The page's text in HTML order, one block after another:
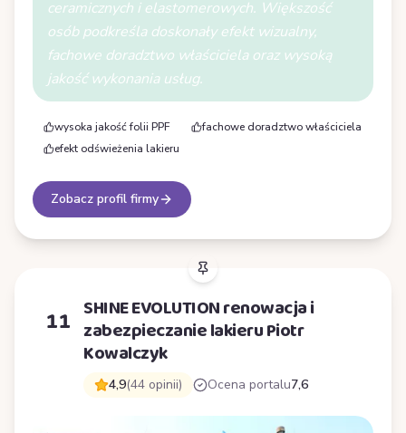
ceramicznych i elastomerowych. Większość
osób podkreśla doskonały efekt wizualny,
fachowe doradztwo właściciela oraz wysoką
jakość wykonania usług.
wysoka jakość folii PPF
fachowe doradztwo właściciela
efekt odświeżenia lakieru
Zobacz profil firmy
11 SHINE EVOLUTION renowacja i
zabezpieczanie lakieru Piotr
Kowalczyk
4,9(44 opinii) Ocena portalu7,6